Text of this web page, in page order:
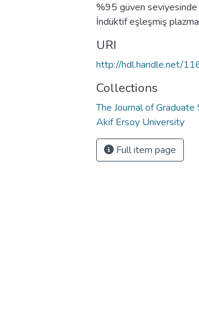
%95 güven
İndüktif eşleşmiş
URI
http://hdl.handle.net/
Collections
The Journal of
Akif Ersoy University
Full item page